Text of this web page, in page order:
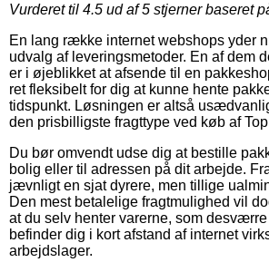
Vurderet til 4.5 ud af 5 stjerner baseret
En lang række internet webshops yder
udvalg af leveringsmetoder. En af dem
er i øjeblikket at afsende til en
ret fleksibelt for dig at kunne hente
tidspunkt. Løsningen er altså
den prisbilligste fragttype ved køb af
Du bør omvendt udse dig at bestille
bolig eller til adressen på dit arbejde.
jævnligt en sjat dyrere, men tillige
Den mest betalelige fragtmulighed vil
at du selv henter varerne, som
befinder dig i kort afstand af internet
arbejdslager.